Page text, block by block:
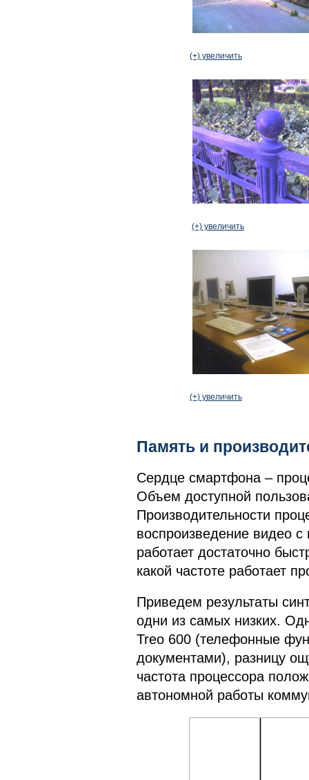
(+) увеличить
(+) увеличить
(+) увеличить
Память и
Сердце смартфона –
Объем доступной
Производительности
воспроизведение видео
работает достаточно
какой частоте работает
Приведем результаты
одни из самых низких.
Treo 600 (телефонные
документами), разницу
частота процессора
автономной работы